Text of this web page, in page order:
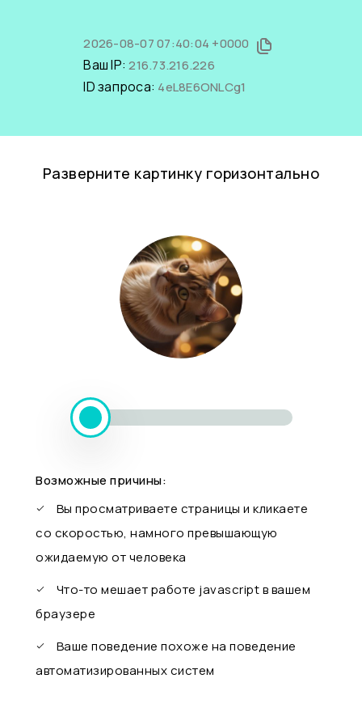
2026-08-07 07:40:04 +0000
Ваш IP:216.73.216.226
ID запроса: 4eL8E6ONLCg1
Разверните картинку горизонтально
Возможные причины:
Вы просматриваете страницы и кликаете
со скоростью, намного превышающую
ожидаемую от человека
Что-то мешает работе javascript в вашем
браузере
Ваше поведение похоже на поведение
автоматизированных систем